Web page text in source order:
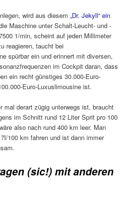
wird aus diesem„Dr. Jekyll“ ein
Maschine unter Schalt-Leucht- und -
1/min, scheint auf jeden Millimeter
reagieren, taucht bei
spürbar ein und erinnert mit diversen,
im Cockpit daran, dass
ein recht günstiges 30.000-Euro-
Euro-Luxuslimousine ist.
mal derart zügig unterwegs ist, braucht
im Schnitt rund 12 Liter Sprit pro 100
also nach rund 400 km leer. Man
100 km fahren und ist dann immer
(sic!) mit anderen